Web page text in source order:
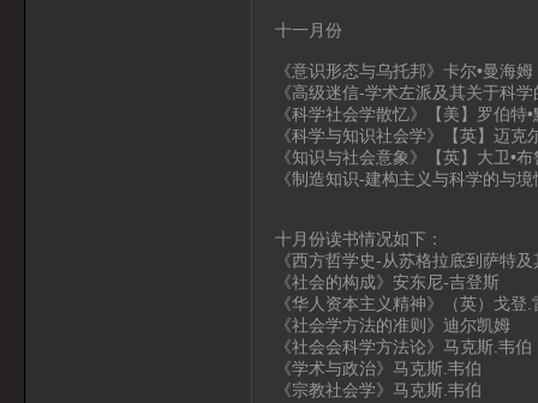
十一月份
《意识形态与乌托邦》卡尔•曼海姆
《高级迷信-学术左派及其关于科
《科学社会学散忆》【美】罗伯特•
《科学与知识社会学》【英】迈克
《知识与社会意象》【英】大卫•布
《制造知识-建构主义与科学的与
十月份读书情况如下：
《西方哲学史-从苏格拉底到萨特
《社会的构成》安东尼-吉登斯
《华人资本主义精神》（英）戈登.
《社会学方法的准则》迪尔凯姆
《社会会科学方法论》马克斯.韦伯
《学术与政治》马克斯.韦伯
《宗教社会学》马克斯.韦伯